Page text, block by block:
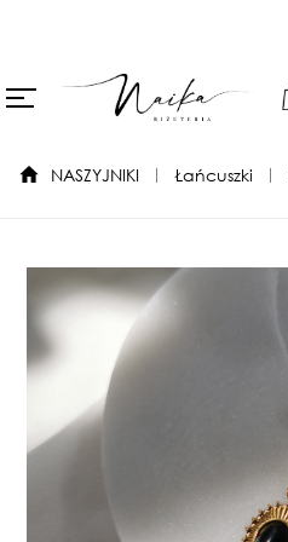
NASZYJNIKI Łańcuszki